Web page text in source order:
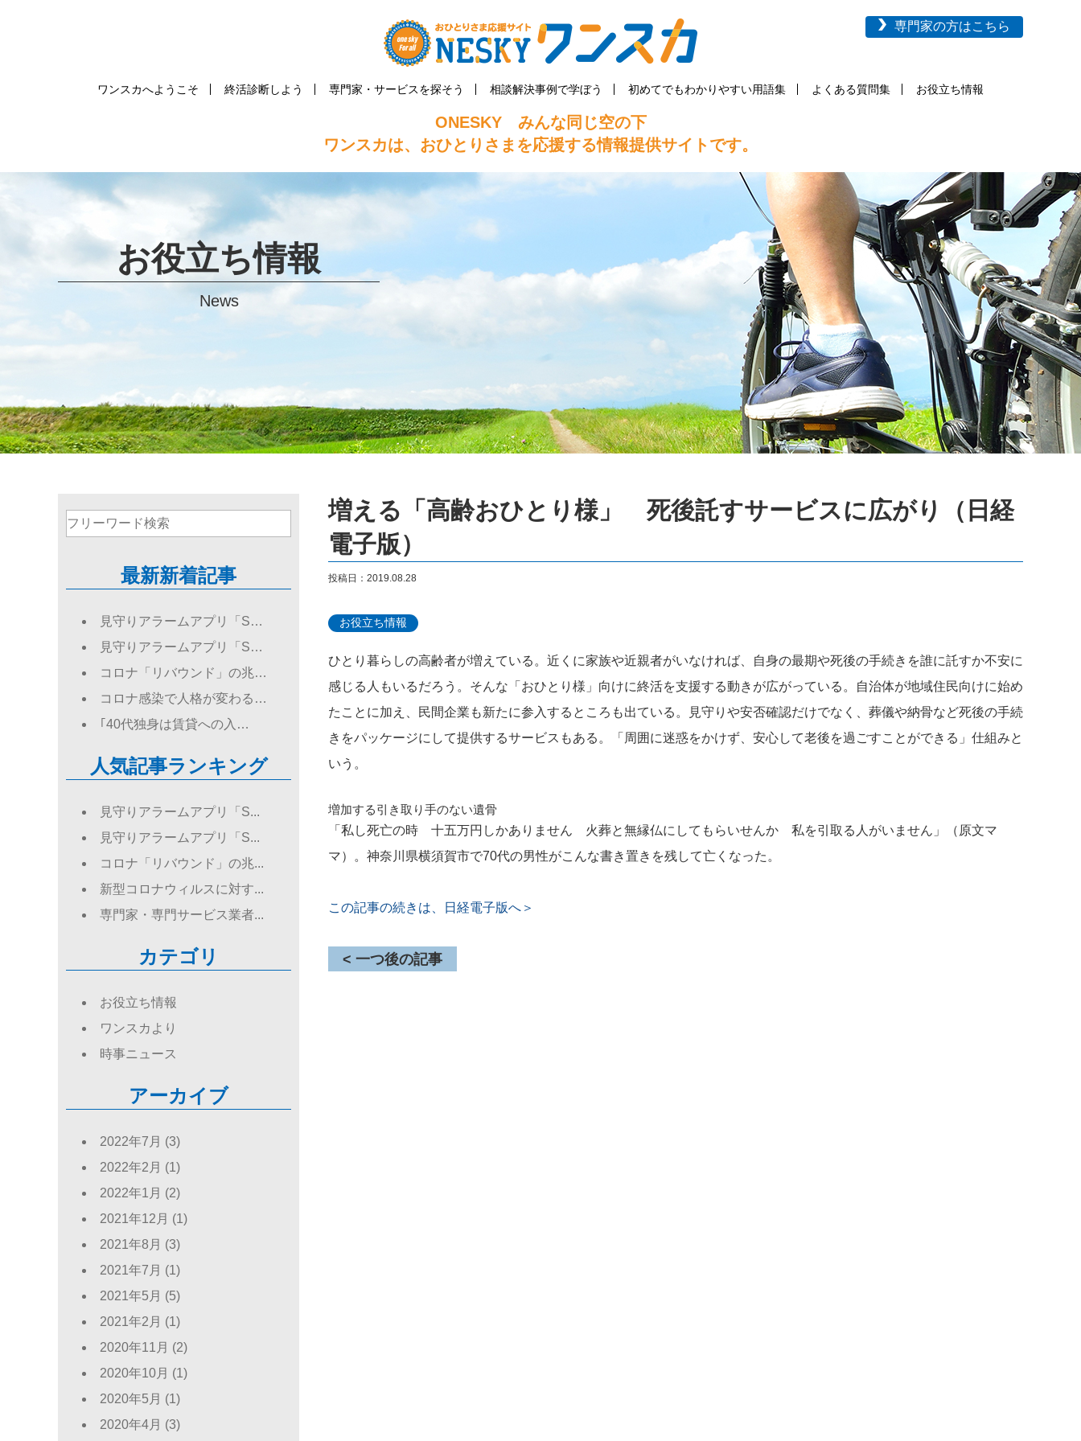
専門家の方はこちら
ワンスカへようこそ 終活診断しよう 専門家・サービスを探そう 相談解決事例で学ぼう 初めてでもわかりやすい用語集 よくある質問集 お役立ち情報
ONESKY みんな同じ空の下
ワンスカは、おひとりさまを応援する情報提供サイトです。
お役立ち情報
News
最新新着記事
見守りアラームアプリ「S…
見守りアラームアプリ「S…
コロナ「リバウンド」の兆…
コロナ感染で人格が変わる…
｢40代独身は賃貸への入…
人気記事ランキング
見守りアラームアプリ「S...
見守りアラームアプリ「S...
コロナ「リバウンド」の兆...
新型コロナウィルスに対す...
専門家・専門サービス業者...
カテゴリ
お役立ち情報
ワンスカより
時事ニュース
アーカイブ
2022年7月 (3)
2022年2月 (1)
2022年1月 (2)
2021年12月 (1)
2021年8月 (3)
2021年7月 (1)
2021年5月 (5)
2021年2月 (1)
2020年11月 (2)
2020年10月 (1)
2020年5月 (1)
2020年4月 (3)
増える「高齢おひとり様」 死後託すサービスに広がり（日経
電子版）
投稿日：2019.08.28
お役立ち情報
ひとり暮らしの高齢者が増えている。近くに家族や近親者がいなければ、自身の最期や死後の手続きを誰に託すか不安に
感じる人もいるだろう。そんな「おひとり様」向けに終活を支援する動きが広がっている。自治体が地域住民向けに始め
たことに加え、民間企業も新たに参入するところも出ている。見守りや安否確認だけでなく、葬儀や納骨など死後の手続
きをパッケージにして提供するサービスもある。「周囲に迷惑をかけず、安心して老後を過ごすことができる」仕組みと
いう。
増加する引き取り手のない遺骨
「私し死亡の時 十五万円しかありません 火葬と無縁仏にしてもらいせんか 私を引取る人がいません」（原文マ
マ）。神奈川県横須賀市で70代の男性がこんな書き置きを残して亡くなった。
この記事の続きは、日経電子版へ＞
< 一つ後の記事